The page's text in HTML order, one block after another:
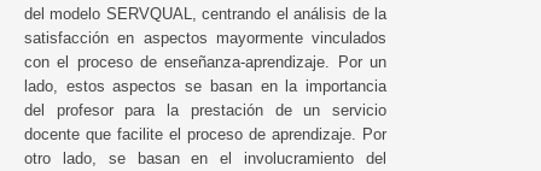
del modelo SERVQUAL, centrando el análisis de la
satisfacción en aspectos mayormente vinculados
con el proceso de enseñanza-aprendizaje. Por un
lado, estos aspectos se basan en la importancia
del profesor para la prestación de un servicio
docente que facilite el proceso de aprendizaje. Por
otro lado, se basan en el involucramiento del